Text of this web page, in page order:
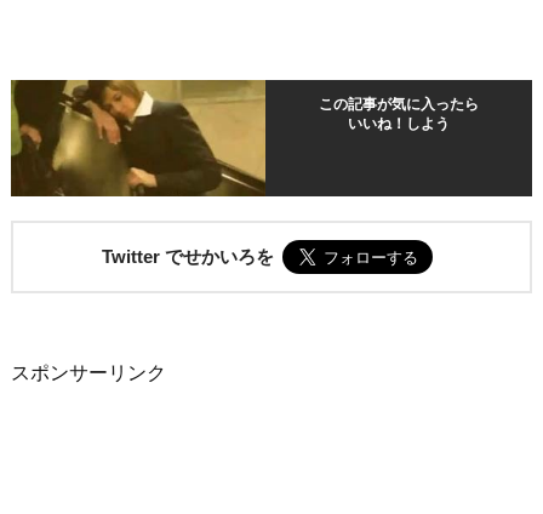
この記事が気に入ったら
いいね！しよう
Twitter でせかいろを
スポンサーリンク